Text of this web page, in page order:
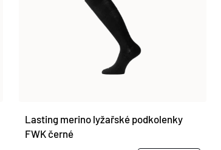
Lasting merino lyžařské podkolenky
FWK černé